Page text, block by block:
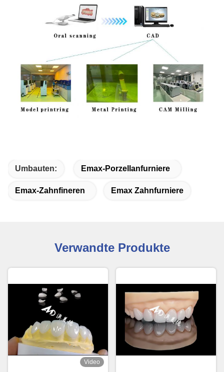
Umbauten: Emax-Porzellanfurniere
Emax-Zahnfineren Emax Zahnfurniere
Verwandte Produkte
Video